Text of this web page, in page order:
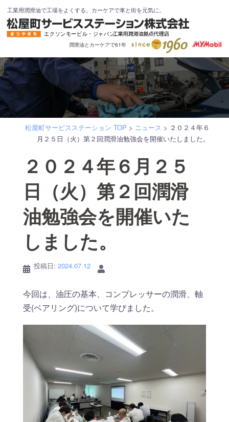
ン
テ
ツ
へ
ス
キ
ッ
工業用潤滑油で工場をよくする。カーケアで車と街を元気に。
潤滑油とカーケアで61年
松屋町サービスステーション TOP > ニュース > ２０２４年６
月２５日（火）第２回潤滑油勉強会を開催いたしました。
２０２４年６月２５
日（火）第２回潤滑
油勉強会を開催いた
しました。
投稿日: 2024.07.12
今回は、油圧の基本、コンプレッサーの潤滑、軸
受(ベアリング)について学びました。